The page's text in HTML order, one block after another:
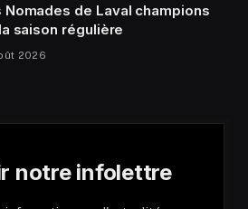
Nomades de Laval champions
saison régulière
2026
notre infolettre